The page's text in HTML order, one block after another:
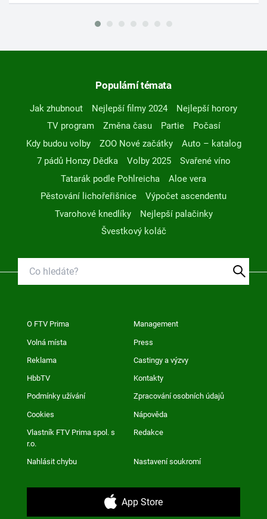
Populární témata
Jak zhubnout Nejlepší filmy 2024
Nejlepší horory
TV program
Změna času Partie
Počasí
Kdy budou volby
ZOO Nové začátky
Auto – katalog
7 pádů Honzy Dědka
Volby 2025
Svařené víno
Tatarák podle Pohlreicha
Aloe vera
Pěstování lichořeřišnice
Výpočet ascendentu
Tvarohové knedlíky
Nejlepší palačinky
Švestkový koláč
O FTV Prima Management
Volná místa Press
Reklama Castingy a výzvy
HbbTV Kontakty
Podmínky užívání Zpracování osobních údajů
Cookies Nápověda
Vlastník FTV Prima spol. s
r.o.
Redakce
Nahlásit chybu Nastavení soukromí
App Store